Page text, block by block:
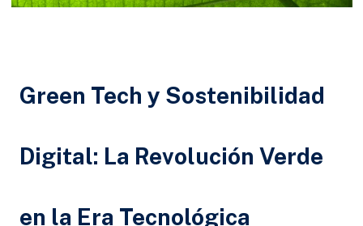
Green Tech y Sostenibilidad
Digital: La Revolución Verde
en la Era Tecnológica